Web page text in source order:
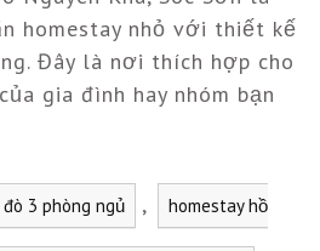
homestay nhỏ với thiết kế
Đây là nơi thích hợp cho
gia đình hay nhóm bạn
3 phòng ngủ , homestay hồ